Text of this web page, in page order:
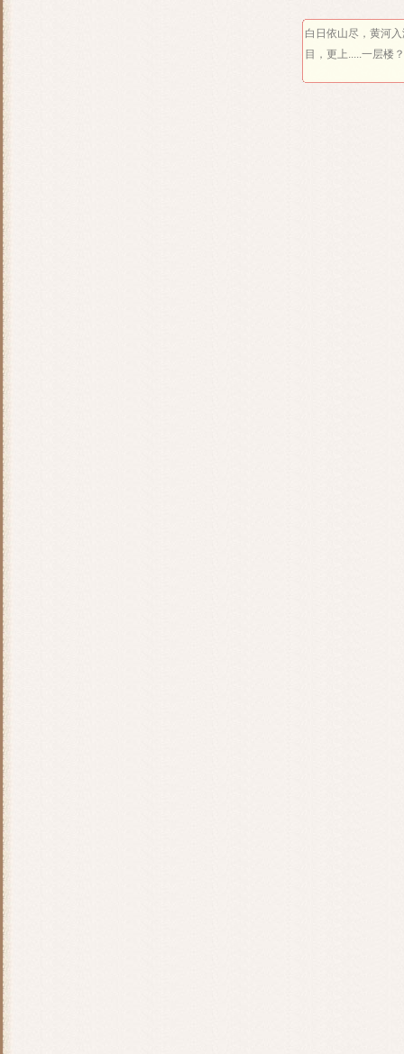
白日依山尽，黄河
目，更上.....一层楼？